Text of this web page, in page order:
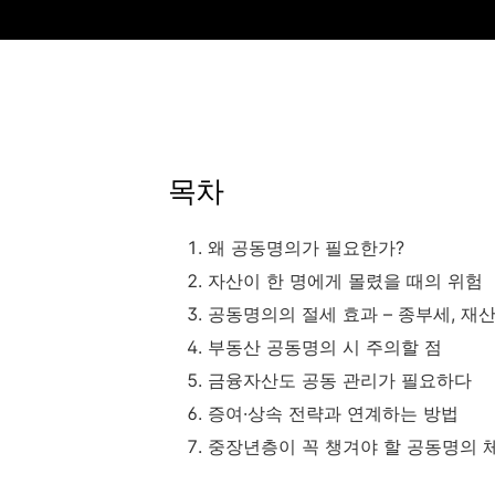
목차
왜 공동명의가 필요한가?
자산이 한 명에게 몰렸을 때의 위험
공동명의의 절세 효과 – 종부세, 재
부동산 공동명의 시 주의할 점
금융자산도 공동 관리가 필요하다
증여·상속 전략과 연계하는 방법
중장년층이 꼭 챙겨야 할 공동명의